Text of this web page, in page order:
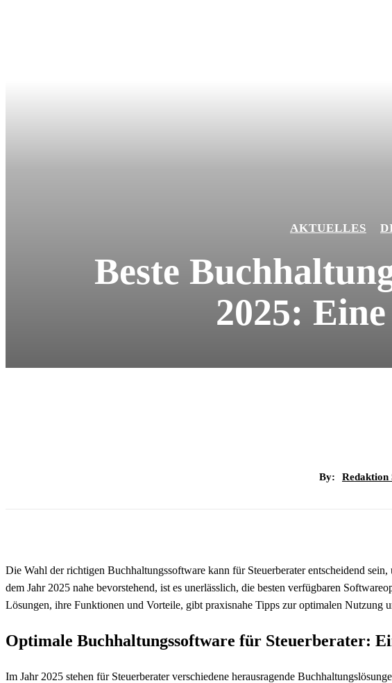
AKTUELLES
Beste
2025:
By: Redaktion
Die Wahl der richtigen Buchhaltungssoftware kann für Steuerberater entscheidend
dem Jahr 2025 nahe bevorstehend, ist es unerlässlich, die besten verfügbaren
Lösungen, ihre Funktionen und Vorteile, gibt praxisnahe Tipps zur optimalen Nutzung
Optimale Buchhaltungssoftware für Steuerberater:
Im Jahr 2025 stehen für Steuerberater verschiedene herausragende